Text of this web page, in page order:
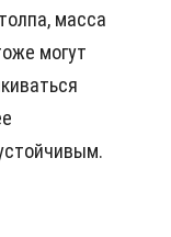
масса
могут